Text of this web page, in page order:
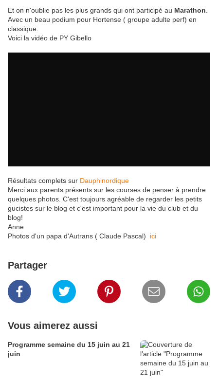
Et on n'oublie pas les plus grands qui ont participé au Marathon
Avec un beau podium pour Hortense ( groupe adulte perf) en
classique.
Voici la vidéo de PY Gibello
Résultats complets sur Dauphinordique
Merci aux parents présents sur les courses de penser à prendre
quelques photos. C'est toujours agréable de regarder les petits
gucistes sur le blog et c'est important pour la vie du club et du
blog!
Anne
Photos d'un papa d'Autrans ( Claude Pascal) ici
Partager
Vous aimerez aussi
Programme semaine du 15 juin au 21
juin